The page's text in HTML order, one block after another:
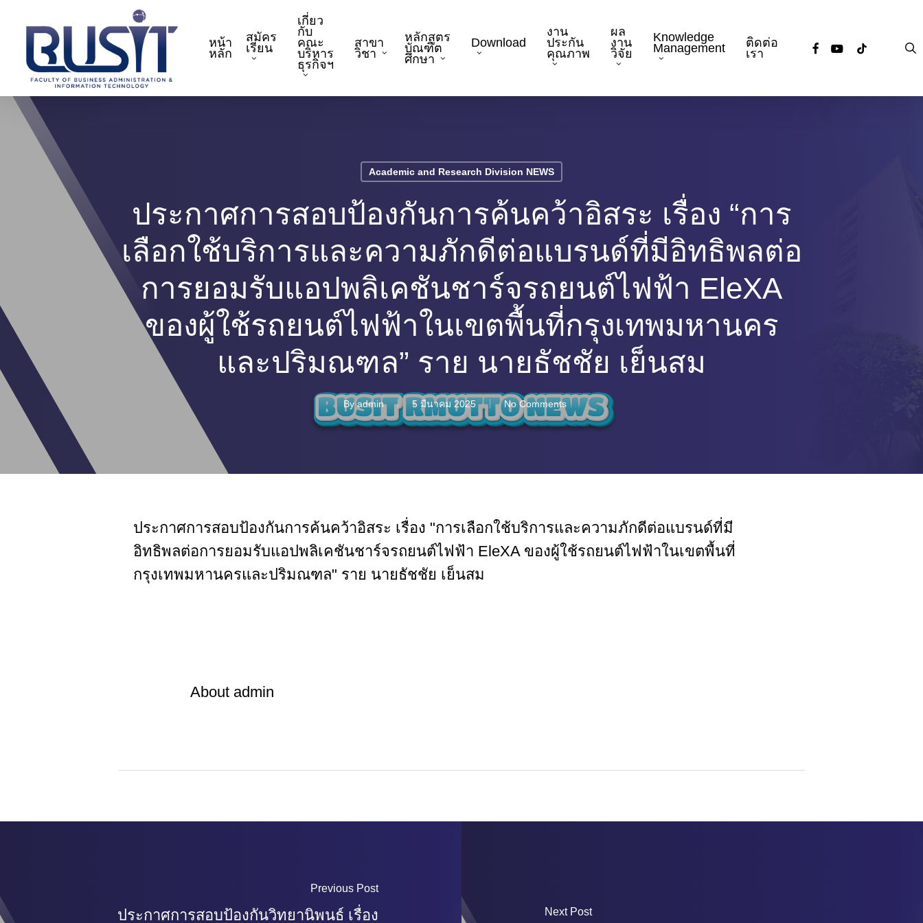
content
หน้า
หลัก
สมัคร
เรียน
เกี่ยว
กับ
คณะ
บริหาร
ธุรกิจฯ
สาขา
วิชา
หลักสูตร
บัณฑิต
ศึกษา
Download
งาน
ประกัน
คุณภาพ
ผล
งาน
วิจัย
Knowledge
Management
ติดต่อ
เรา
facebookyoutube
tiktok
Academic and Research Division NEWS
ประกาศการสอบป้องกันการค้นคว้าอิสระ เรื่อง “การ
เลือกใช้บริการและความภักดีต่อแบรนด์ที่มีอิทธิพลต่อ
การยอมรับแอปพลิเคชันชาร์จรถยนต์ไฟฟ้า EleXA
ของผู้ใช้รถยนต์ไฟฟ้าในเขตพื้นที่กรุงเทพมหานคร
และปริมณฑล” ราย นายธัชชัย เย็นสม
By admin 5 มีนาคม 2025 No Comments
ประกาศการสอบป้องกันการค้นคว้าอิสระ เรื่อง "การเลือกใช้บริการและความภักดีต่อแบรนด์ที่มี
อิทธิพลต่อการยอมรับแอปพลิเคชันชาร์จรถยนต์ไฟฟ้า EleXA ของผู้ใช้รถยนต์ไฟฟ้าในเขตพื้นที่
กรุงเทพมหานครและปริมณฑล" ราย นายธัชชัย เย็นสม
About admin
Previous Post
ประกาศการสอบป้องกันวิทยานิพนธ์ เรื่อง Next Post